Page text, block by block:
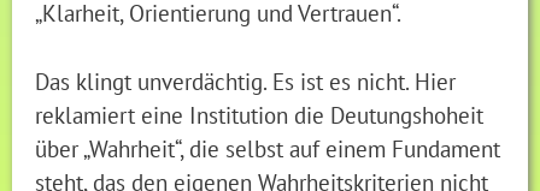
„Klarheit, Orientierung und Vertrauen“.
Das klingt unverdächtig. Es ist es nicht. Hier
reklamiert eine Institution die Deutungshoheit
über „Wahrheit“, die selbst auf einem Fundament
steht, das den eigenen Wahrheitskriterien nicht